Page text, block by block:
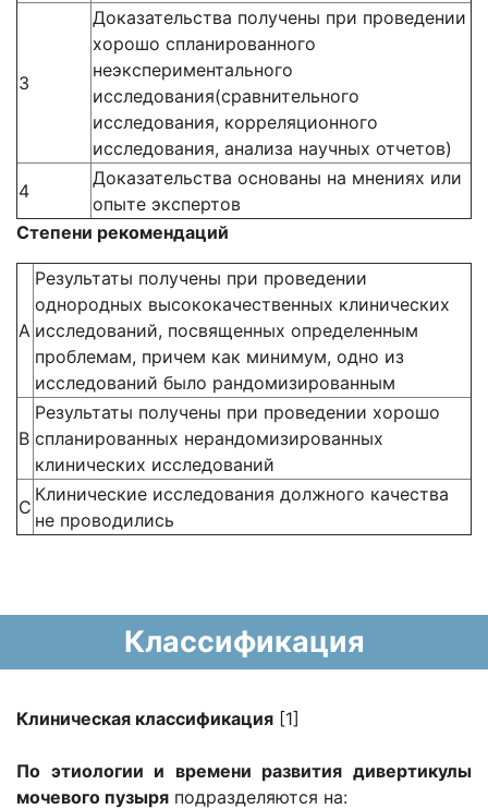
3
Доказательства получены при проведении
хорошо спланированного
неэкспериментального
исследования(сравнительного
исследования, корреляционного
исследования, анализа научных отчетов)
4
Доказательства основаны на мнениях или
опыте экспертов
Степени рекомендаций
А
Результаты получены при проведении
однородных высококачественных клинических
исследований, посвященных определенным
проблемам, причем как минимум, одно из
исследований было рандомизированным
В
Результаты получены при проведении хорошо
спланированных нерандомизированных
клинических исследований
С
Клинические исследования должного качества
не проводились
Классификация
Клиническая классификация [1]
По этиологии и времени развития дивертикулы
мочевого пузыря подразделяются на: